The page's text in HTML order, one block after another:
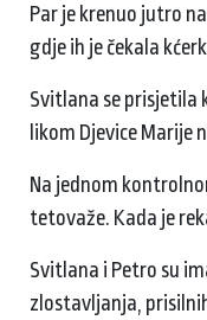
Par je krenuo jutro
gdje ih je čekala
Svitlana se prisjetila
likom Djevice Marije
Na jednom
tetovaže. Kada je
Svitlana i Petro su
zlostavljanja,